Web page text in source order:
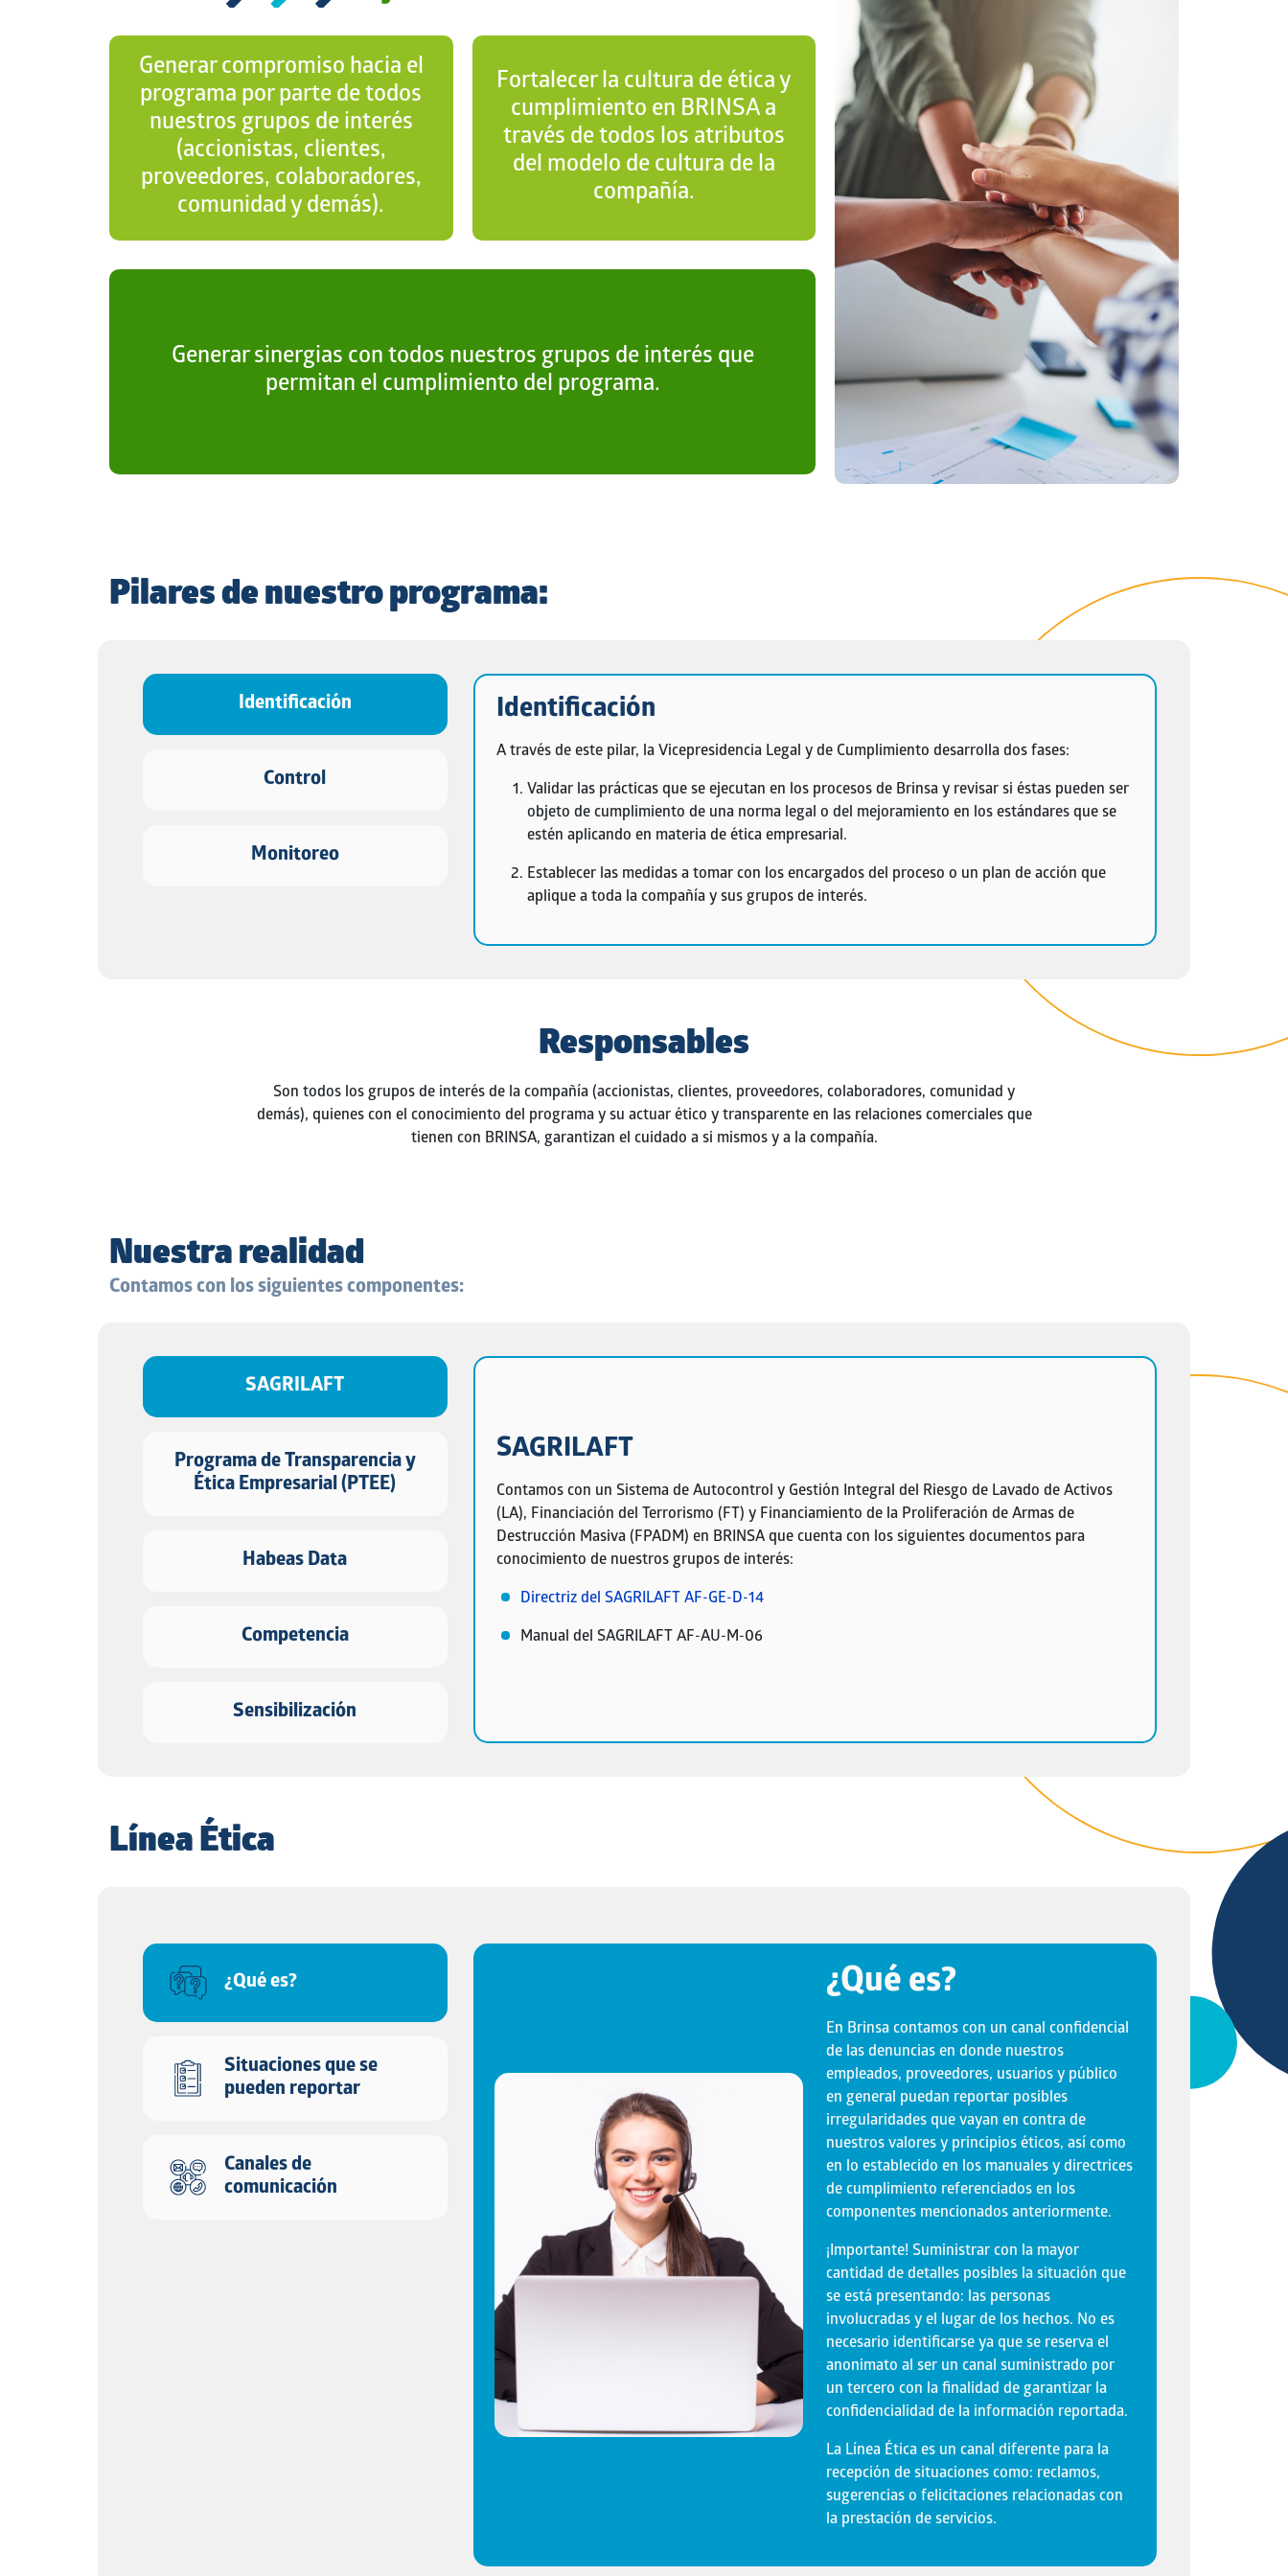
Generar compromiso hacia el
programa por parte de todos
nuestros grupos de interés
(accionistas, clientes,
proveedores, colaboradores,
comunidad y demás).
Fortalecer la cultura de ética y
cumplimiento en BRINSA a
través de todos los atributos
del modelo de cultura de la
compañía.
Generar sinergias con todos nuestros grupos de interés que
permitan el cumplimiento del programa.
Pilares de nuestro programa:
Identificación
Control
Monitoreo
Identificación
A través de este pilar, la Vicepresidencia Legal y de Cumplimiento desarrolla dos fases:​
Validar las prácticasque se ejecutan en los procesos de Brinsa y revisar si éstas pueden ser
objeto de cumplimiento de una norma legal o del mejoramiento en los estándares que se
estén aplicando en materia de ética empresarial.
Establecer las medidas a tomarcon los encargados del proceso o un plan de acción que
aplique a toda la compañía y sus grupos de interés.
Responsables
Son todos los grupos de interés de la compañía (accionistas, clientes, proveedores, colaboradores, comunidad y
demás), quienes con el conocimiento del programa y su actuar ético y transparente en las relaciones comerciales que
tienen con BRINSA, garantizan el cuidado a si mismos y a la compañía.
Nuestra realidad
Contamos con los siguientes componentes:
SAGRILAFT
Programa de Transparencia y
Ética Empresarial (PTEE)
Habeas Data
Competencia
Sensibilización
SAGRILAFT
Contamos con un Sistema de Autocontrol y Gestión Integral del Riesgo de Lavado de Activos
(LA), Financiación del Terrorismo (FT) y Financiamiento de la Proliferación de Armas de
Destrucción Masiva (FPADM) en BRINSA que cuenta con los siguientes documentos para
conocimiento de nuestros grupos de interés:
Directriz del SAGRILAFT AF-GE-D-14
Manual del SAGRILAFT AF-AU-M-06
Línea Ética
¿Qué es?
Situaciones que se
pueden reportar
Canales de
comunicación
¿Qué es?
En Brinsa contamos con un canal confidencial
de las denuncias en donde nuestros
empleados, proveedores, usuarios y público
en general puedan reportar posibles
irregularidades que vayan en contra de
nuestros valores y principios éticos, así como
en lo establecido en los manuales y directrices
de cumplimiento referenciados en los
componentes mencionados anteriormente.
¡Importante! Suministrar con la mayor
cantidad de detalles posibles la situación que
se está presentando: las personas
involucradas y el lugar de los hechos. No es
necesario identificarse ya que se reserva el
anonimato al ser un canal suministrado por
un tercero con la finalidad de garantizar la
confidencialidad de la información reportada.
La Línea Ética es un canal diferente para la
recepción de situaciones como: reclamos,
sugerencias o felicitaciones relacionadas con
la prestación de servicios.